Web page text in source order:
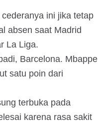
ini jika tetap
absen saat Madrid
La Liga.
Barcelona. Mbappe
satu poin dari
terbuka pada
karena rasa sakit